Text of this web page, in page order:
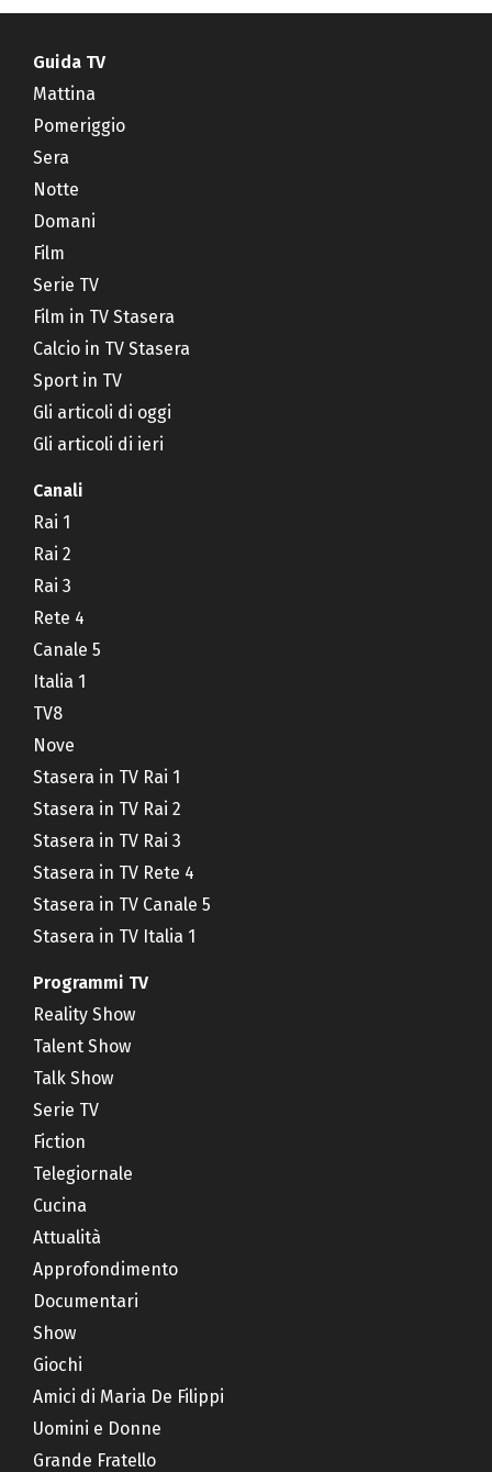
Guida TV
Mattina
Pomeriggio
Sera
Notte
Domani
Film
Serie TV
Film in TV Stasera
Calcio in TV Stasera
Sport in TV
Gli articoli di oggi
Gli articoli di ieri
Canali
Rai 1
Rai 2
Rai 3
Rete 4
Canale 5
Italia 1
TV8
Nove
Stasera in TV Rai 1
Stasera in TV Rai 2
Stasera in TV Rai 3
Stasera in TV Rete 4
Stasera in TV Canale 5
Stasera in TV Italia 1
Programmi TV
Reality Show
Talent Show
Talk Show
Serie TV
Fiction
Telegiornale
Cucina
Attualità
Approfondimento
Documentari
Show
Giochi
Amici di Maria De Filippi
Uomini e Donne
Grande Fratello